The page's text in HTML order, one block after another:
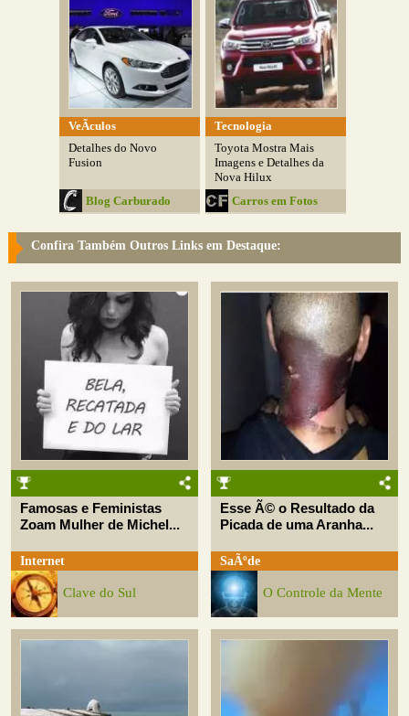
VeÃ­culos
Detalhes do Novo
Fusion
Blog Carburado
Tecnologia
Toyota Mostra Mais
Imagens e Detalhes da
Nova Hilux
Carros em Fotos
Confira Também Outros Links em Destaque:
Famosas e Feministas
Zoam Mulher de Michel...
Internet
Clave do Sul
Esse Ã© o Resultado da
Picada de uma Aranha...
SaÃºde
O Controle da Mente